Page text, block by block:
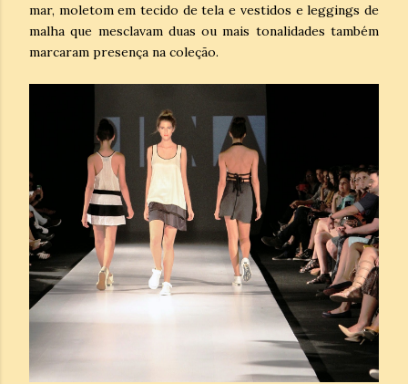
mar, moletom em tecido de tela e vestidos e leggings de
malha que mesclavam duas ou mais tonalidades também
marcaram presença na coleção.